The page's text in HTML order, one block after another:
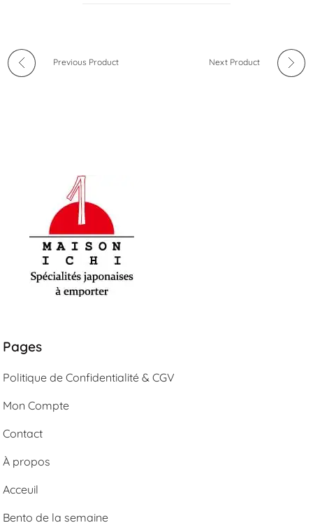
Previous Product Next Product
Pages
Politique de Confidentialité & CGV
Mon Compte
Contact
À propos
Acceuil
Bento de la semaine